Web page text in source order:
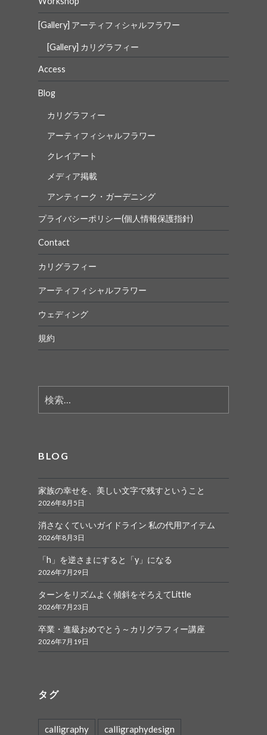
[Gallery] アーティフィシャルフラワー
[Gallery] カリグラフィー
Access
Blog
カリグラフィー
アーティフィシャルフラワー
クレイアート
メディア掲載
アンティーク・ガーデニング
プライバシーポリシー(個人情報保護指針)
Contact
カリグラフィー
アーティフィシャルフラワー
ウェディング
規約
索:
BLOG
家族の幸せを、美しい文字で残すということ
2026年8月5日
消さなくていいガイドライン 私の代用アイテム
2026年8月3日
「h」を逆さまにすると「y」になる
2026年7月29日
ターンをリズムよく傾斜をそろえてLittle
2026年7月23日
卒業・進級おめでとう～カリグラフィー講座
2026年7月19日
タグ
calligraphy calligraphydesign